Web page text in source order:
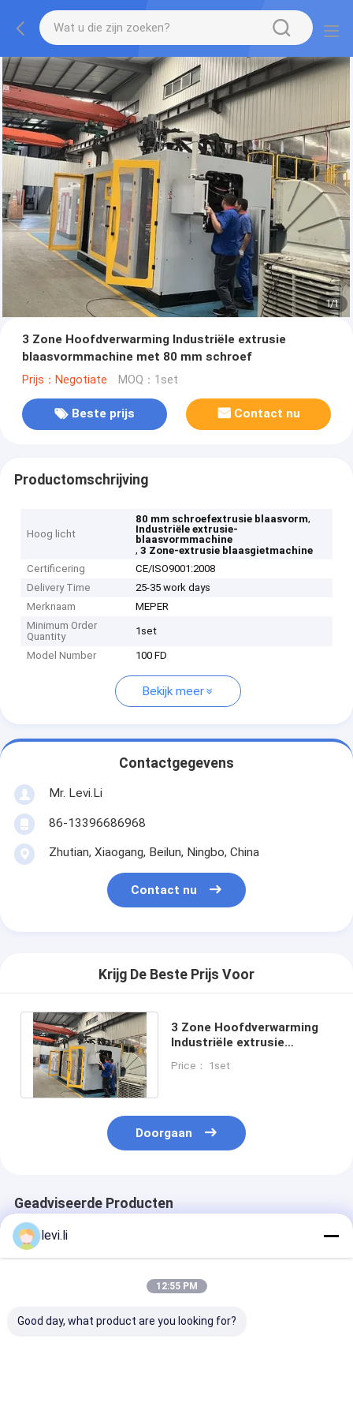
1/1
3 Zone Hoofdverwarming Industriële extrusie
blaasvormmachine met 80 mm schroef
Prijs：Negotiate MOQ：1set
Beste prijs Contact nu
Productomschrijving
Hoog licht
80 mm schroefextrusie blaasvorm,
Industriële extrusie-
blaasvormmachine
,3 Zone-extrusie blaasgietmachine
Certificering
CE/ISO9001:2008
Delivery Time
25-35 work days
Merknaam
MEPER
Minimum Order
Quantity
1set
Model Number 100 FD
Bekijk meer
Contactgegevens
Mr. Levi.Li
86-13396686968
Zhutian, Xiaogang, Beilun, Ningbo, China
Contact nu
Krijg De Beste Prijs Voor
3 Zone Hoofdverwarming
Industriële extrusie
mm schroef
Price： 1set
Doorgaan
Geadviseerde Producten
levi.li
12:55 PM
Good day, what product are you looking for?